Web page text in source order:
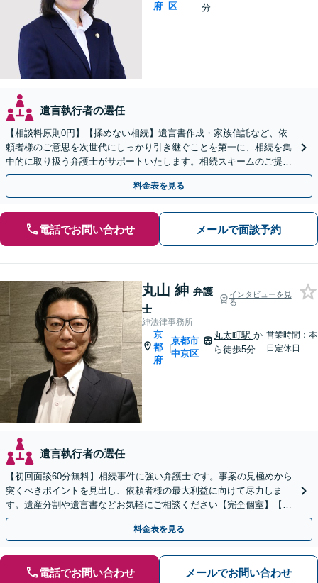
府
区
分
遺言執行者の選任
【相談料原則0円】【揉めない相続】遺言書作成・家族信託など、依
頼者様のご意思を次世代にしっかり引き継ぐことを第一に、相続を集
中的に取り扱う弁護士がサポートいたします。相続スキームのご提案
から遺言執行まで責任を持って対応させていただきます。
料金表を見る
電話でお問い合わせ メールで面談予約
丸山 紳 弁護
士
インタビューを見
る
紳法律事務所
京
都
府
|
京都市
中京区
丸太町駅か
ら徒歩5分
営業時間：本
日定休日
遺言執行者の選任
【初回面談60分無料】相続事件に強い弁護士です。事案の見極めから
突くべきポイントを見出し、依頼者様の最大利益に向けて尽力しま
す。遺産分割や遺言書などお気軽にご相談ください【完全個室】【丸
太町駅5分】
料金表を見る
電話でお問い合わせ メールでお問い合わせ